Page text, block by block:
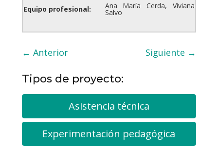
Equipo profesional: Ana María Cerda, Viviana
Salvo
← Anterior Siguiente →
Tipos de proyecto:
Asistencia técnica
Experimentación pedagógica